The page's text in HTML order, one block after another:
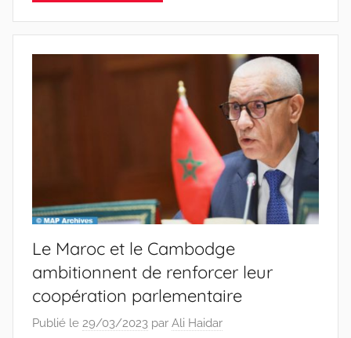
Le Maroc et le Cambodge
ambitionnent de renforcer leur
coopération parlementaire
Publié le 29/03/2023 par Ali Haidar